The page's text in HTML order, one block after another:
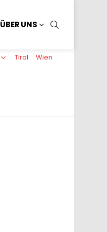
ÜBER UNS
Tirol Wien